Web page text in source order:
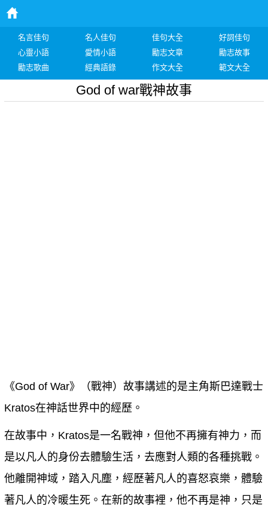
名言佳句 名人佳句 佳句大全
好詞佳句
心靈小語
愛情小語 勵志文章
勵志故事
勵志歌曲
經典語錄 作文大全 範文大全
God of war戰神故事
《God of War》（戰神）故事講述的是主角斯巴達戰士
Kratos在神話世界中的經歷。
在故事中，Kratos是一名戰神，但他不再擁有神力，而
是以凡人的身份去體驗生活，去應對人類的各種挑戰。
他離開神域，踏入凡塵，經歷著凡人的喜怒哀樂，體驗
著凡人的冷暖生死。在新的故事裡，他不再是神，只是